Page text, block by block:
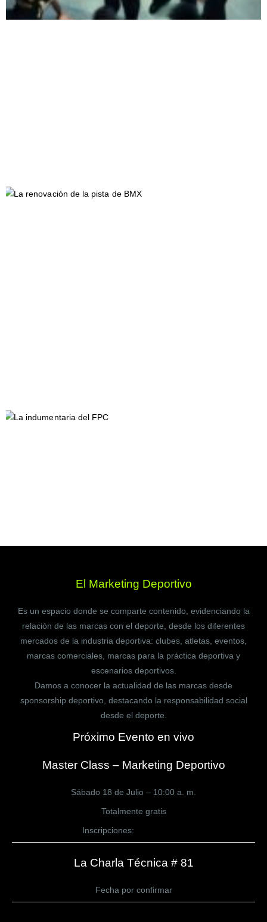
El Marketing Deportivo
Es un espacio donde se comparte contenido, evidenciando la
relación de las marcas con el deporte, desde los diferentes
mercados de la industria deportiva: clubes, atletas, eventos,
marcas comerciales, marcas para la práctica deportiva y
escenarios deportivos.
Damos a conocer la actualidad de las marcas desde
sponsorship deportivo, destacando la responsabilidad social
desde el deporte.
Próximo Evento en vivo
Master Class – Marketing Deportivo
Sábado 18 de Julio – 10:00 a. m.
Totalmente gratis
Inscripciones:
La Charla Técnica # 81
Fecha por confirmar